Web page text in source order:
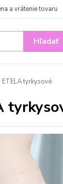
a vrátenie tovaru
Hľadať
ETELA tyrkysové